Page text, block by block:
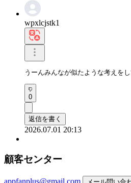
wpxlcjstk1
うーんみんなが似たような考えをし
0
返信を書く
2026.07.01 20:13
顧客センター
appfanplus@gmail.com